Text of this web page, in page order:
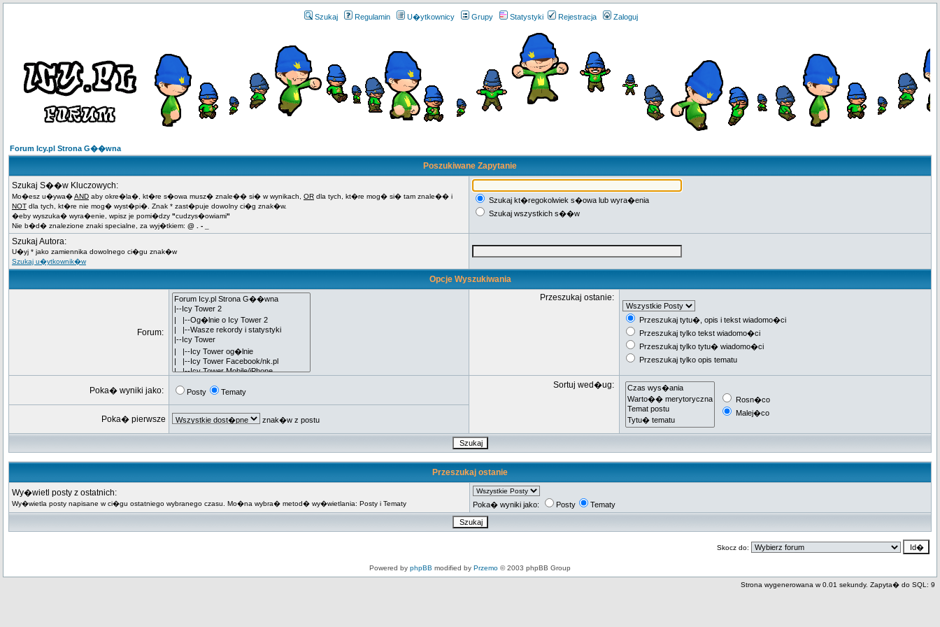
Szukaj Regulamin U�ytkownicy Grupy Statystyki Rejestracja Zaloguj
Forum Icy.pl Strona G��wna
Poszukiwane Zapytanie
Szukaj S��w Kluczowych:
Mo�esz u�ywa�AND aby okre�la�, kt�re s�owa musz� znale�� si� w wynikach, OR dla tych, kt�re mog� si� tam znale�� i
NOT dla tych, kt�re nie mog� wyst�pi�. Znak * zast�puje dowolny ci�g znak�w.
�eby wyszuka� wyra�enie, wpisz je pomi�dzy "cudzys�owiami"
Nie b�d� znalezione znaki specialne, za wyj�tkiem: @ . - _
Szukaj kt�regokolwiek s�owa lub wyra�enia
Szukaj wszystkich s��w
Szukaj Autora:
U�yj * jako zamiennika dowolnego ci�gu znak�w
Szukaj u�ytkownik�w
Opcje Wyszukiwania
Forum:
Przeszukaj ostanie:
Przeszukaj tytu�, opis i tekst wiadomo�ci
Przeszukaj tylko tekst wiadomo�ci
Przeszukaj tylko tytu� wiadomo�ci
Przeszukaj tylko opis tematu
Poka� wyniki jako: Posty Tematy
Sortuj wed�ug:
Rosn�co
Malej�co
Poka� pierwsze znak�w z postu
Przeszukaj ostanie
Wy�wietl posty z ostatnich:
Wy�wietla posty napisane w ci�gu ostatniego wybranego czasu. Mo�na wybra� metod� wy�wietlania: Posty i Tematy Poka� wyniki jako: Posty Tematy
Skocz do:
Powered by phpBB modified by Przemo © 2003 phpBB Group
Strona wygenerowana w 0.01 sekundy. Zapyta� do SQL: 9